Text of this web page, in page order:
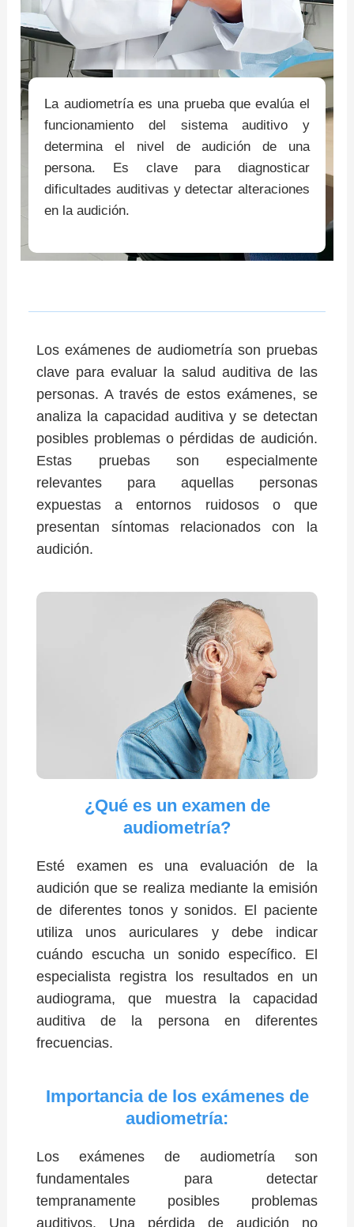
La audiometría es una prueba que evalúa el
funcionamiento del sistema auditivo y
determina el nivel de audición de una
persona. Es clave para diagnosticar
dificultades auditivas y detectar alteraciones
en la audición.
Los exámenes de audiometría son pruebas
clave para evaluar la salud auditiva de las
personas. A través de estos exámenes, se
analiza la capacidad auditiva y se detectan
posibles problemas o pérdidas de audición.
Estas pruebas son especialmente
relevantes para aquellas personas
expuestas a entornos ruidosos o que
presentan síntomas relacionados con la
audición.
¿Qué es un examen de
audiometría?
Esté examen es una evaluación de la
audición que se realiza mediante la emisión
de diferentes tonos y sonidos. El paciente
utiliza unos auriculares y debe indicar
cuándo escucha un sonido específico. El
especialista registra los resultados en un
audiograma, que muestra la capacidad
auditiva de la persona en diferentes
frecuencias.
Importancia de los exámenes de
audiometría:
Los exámenes de audiometría son
fundamentales para detectar
tempranamente posibles problemas
auditivos. Una pérdida de audición no